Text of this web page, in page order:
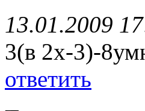
13.01.2009
3(в 2х-3)-
ответить